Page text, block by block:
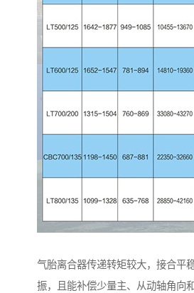
气胎离合器传递转矩较大，接合平
振，且能补偿少量主、从动轴角向